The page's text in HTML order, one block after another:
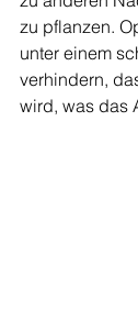
zu pflanzen.
unter einem
verhindern,
wird, was das